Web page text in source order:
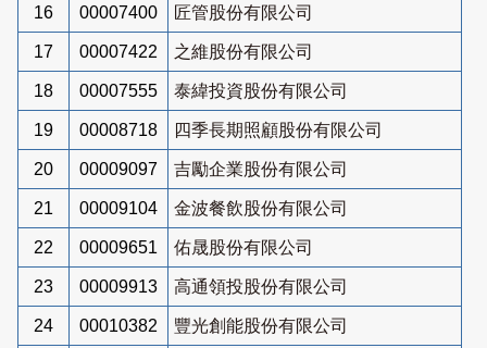
16 00007400 匠管股份有限公司
17 00007422 之維股份有限公司
18 00007555 泰緯投資股份有限公司
19 00008718 四季長期照顧股份有限公司
20 00009097 吉勵企業股份有限公司
21 00009104 金波餐飲股份有限公司
22 00009651 佑晟股份有限公司
23 00009913 高通領投股份有限公司
24 00010382 豐光創能股份有限公司